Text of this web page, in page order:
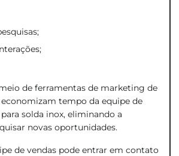
de ferramentas de marketing de
tempo da equipe de
solda inox, eliminando a
novas oportunidades.
de vendas pode entrar em contato